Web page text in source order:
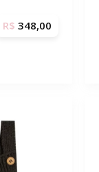
R$ 348,00